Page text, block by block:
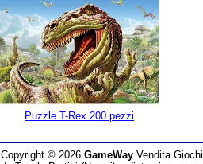
Puzzle T-Rex 200 pezzi
Copyright © 2026 GameWay Vendita Giochi